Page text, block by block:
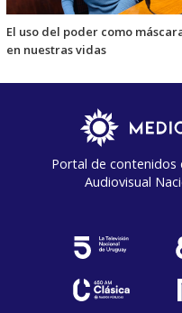
El uso del poder como
en nuestras vidas
Portal de contenidos
Audiovisual